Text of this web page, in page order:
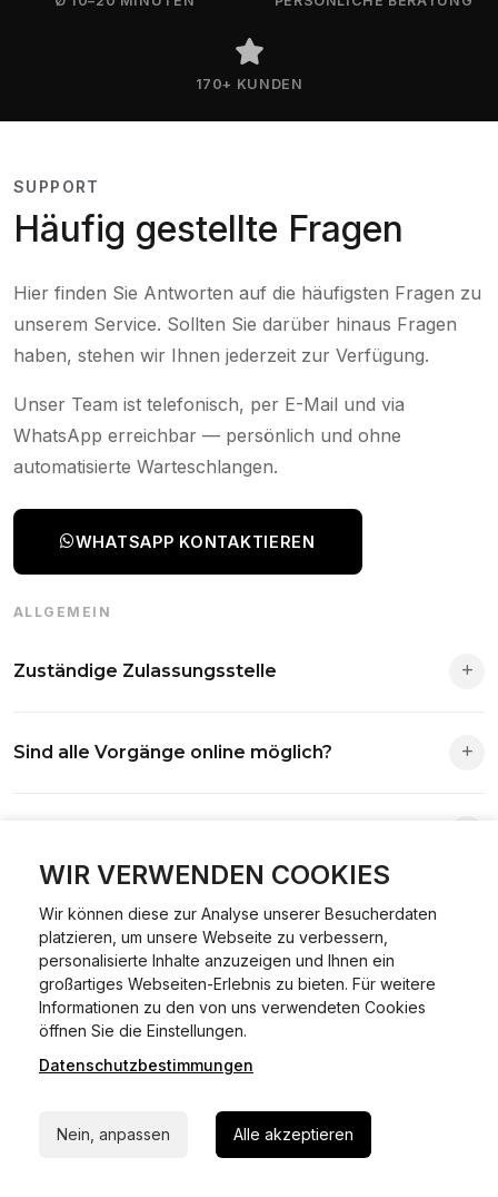
WIR VERWENDEN COOKIES
Wir können diese zur Analyse unserer Besucherdaten
platzieren, um unsere Webseite zu verbessern,
personalisierte Inhalte anzuzeigen und Ihnen ein
großartiges Webseiten-Erlebnis zu bieten. Für weitere
Informationen zu den von uns verwendeten Cookies
öffnen Sie die Einstellungen.
Datenschutzbestimmungen
Nein, anpassen Alle akzeptieren
170+ KUNDEN
SUPPORT
Häufig gestellte Fragen
Hier finden Sie Antworten auf die häufigsten Fragen zu
unserem Service. Sollten Sie darüber hinaus Fragen
haben, stehen wir Ihnen jederzeit zur Verfügung.
Unser Team ist telefonisch, per E-Mail und via
WhatsApp erreichbar — persönlich und ohne
automatisierte Warteschlangen.
WHATSAPP KONTAKTIEREN
ALLGEMEIN
Zuständige Zulassungsstelle
Antrag wird automatisch an die richtige Stelle weitergeleitet.
Sind alle Vorgänge online möglich?
01.01.2015.
Ein Internetverfahren, mit dem du Fahrzeuge anmelden,
ummelden oder abmelden kannst – inklusive Dateneingabe,
Dokumentprüfung und Bezahlung.
Welche Vorteile gibt es?
Zeitersparnis, flexible Durchführung, kein Besuch der
Behörde notwendig.
Welche Unterlagen werden benötigt?
Versicherungsnachweis, falls erforderlich TÜV-Bericht.
Wie sicher ist das Verfahren?
Die Prozesse laufen über gesicherte Verbindungen mit
Kann ich mein Fahrzeug online ummelden oder